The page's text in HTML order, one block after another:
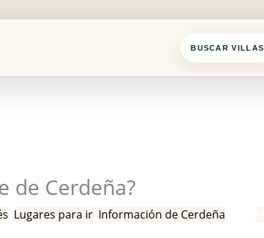
BUSCAR VILLAS
de Cerdeña?
Lugares para ir, Información de Cerdeña